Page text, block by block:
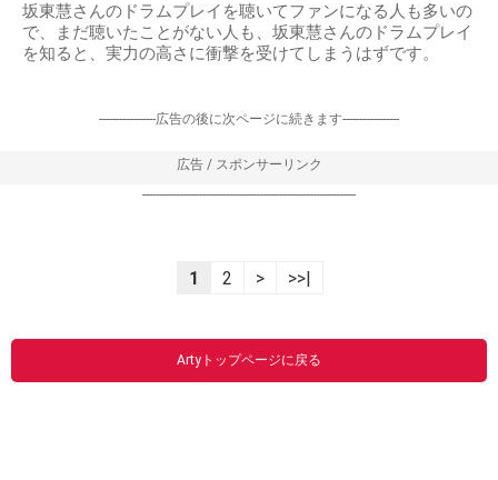
坂東慧さんのドラムプレイを聴いてファンになる人も多いの
で、まだ聴いたことがない人も、坂東慧さんのドラムプレイ
を知ると、実力の高さに衝撃を受けてしまうはずです。
-----------------広告の後に次ページに続きます-----------------
広告 / スポンサーリンク
----------------------------------------------------------------
1 2 > >>|
Artyトップページに戻る